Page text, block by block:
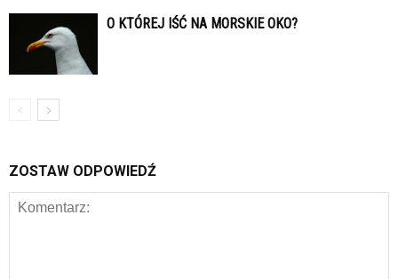
O KTÓREJ IŚĆ NA MORSKIE OKO?
ZOSTAW ODPOWIEDŹ